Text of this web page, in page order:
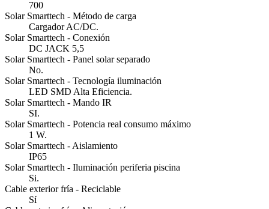
700
Solar Smarttech - Método de carga
Cargador AC/DC.
Solar Smarttech - Conexión
DC JACK 5,5
Solar Smarttech - Panel solar separado
No.
Solar Smarttech - Tecnología iluminación
LED SMD Alta Eficiencia.
Solar Smarttech - Mando IR
SI.
Solar Smarttech - Potencia real consumo máximo
1 W.
Solar Smarttech - Aislamiento
IP65
Solar Smarttech - Iluminación periferia piscina
Si.
Cable exterior fría - Reciclable
Sí